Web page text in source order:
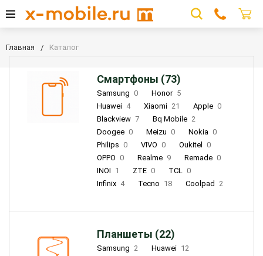
Главная Каталог
Смартфоны (73)
Samsung 0 Honor 5
Huawei 4 Xiaomi 21 Apple 0
Blackview 7 Bq Mobile 2
Doogee 0 Meizu 0 Nokia 0
Philips 0 VIVO 0 Oukitel
0
OPPO 0 Realme 9 Remade 0
INOI 1 ZTE 0 TCL 0
Infinix 4 Tecno 18 Coolpad 2
Планшеты (22)
Samsung 2 Huawei 12